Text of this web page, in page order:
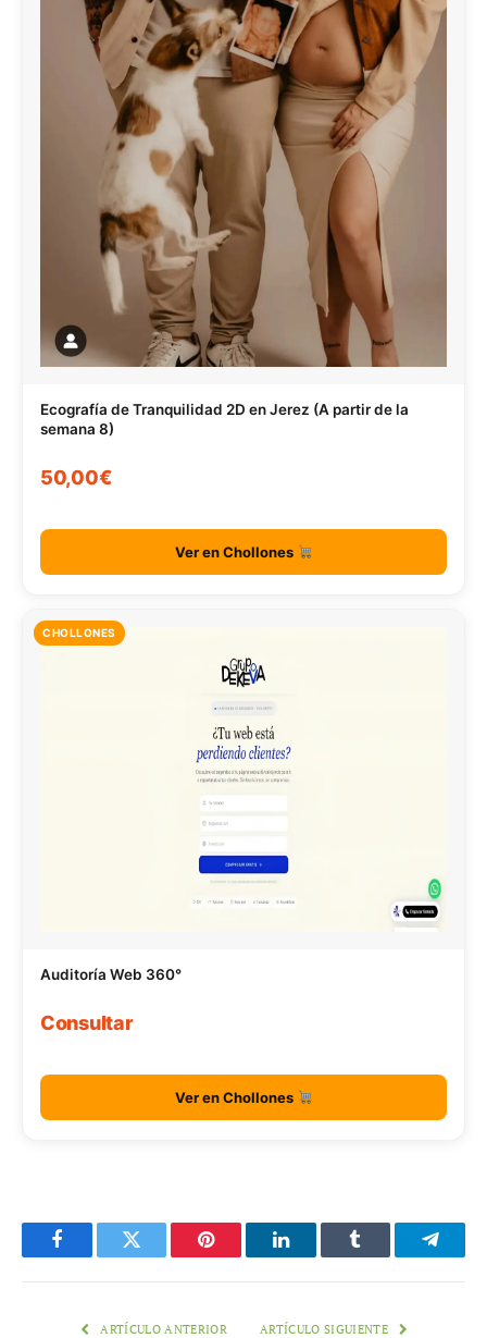
Ecografía de Tranquilidad 2D en Jerez (A partir de la
semana 8)
50,00€
Ver en Chollones
CHOLLONES
Auditoría Web 360°
Consultar
Ver en Chollones
FacebookTwitter Pinterest LinkedInTumblr
ARTÍCULO ANTERIOR ARTÍCULO SIGUIENTE